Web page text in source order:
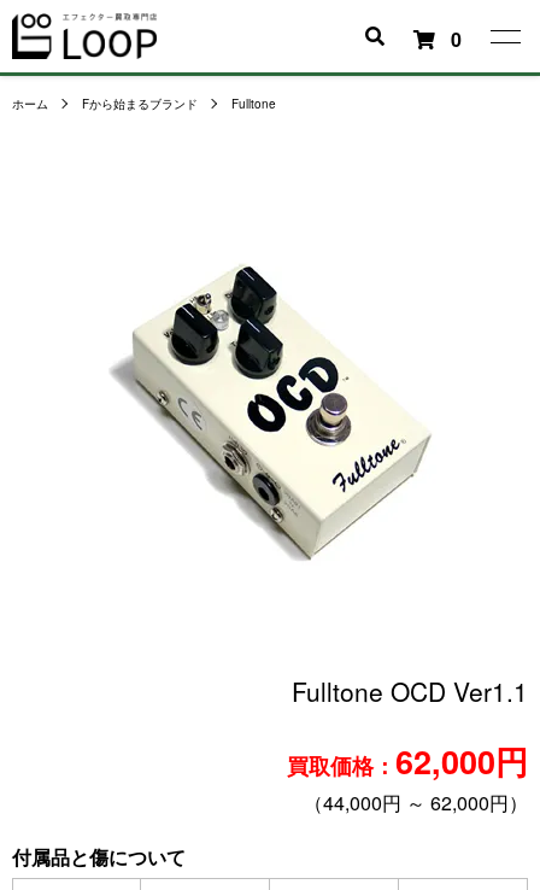
0
ホーム Fから始まるブランド Fulltone
Fulltone OCD Ver1.1
買取価格： 62,000円
（44,000円 ～ 62,000円）
付属品と傷について